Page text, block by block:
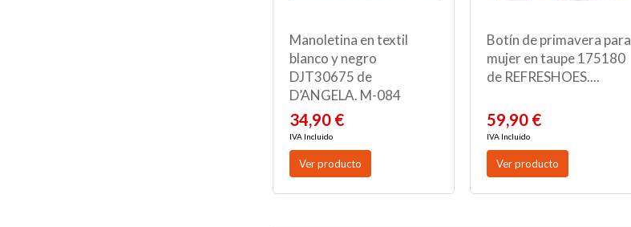
Manoletina en textil
blanco y negro
DJT30675 de
D’ANGELA. M-084
34,90 €
IVA Incluido
Ver producto
Botín de primavera para
mujer en taupe 175180
de REFRESHOES....
59,90 €
IVA Incluido
Ver producto